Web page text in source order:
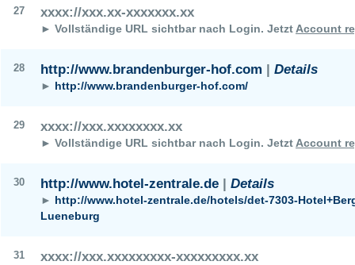
27 xxxx://xxx.xx-xxxxxxx.xx
► Vollständige URL sichtbar nach Login. Jetzt Account
28 http://www.brandenburger-hof.com | Details
► http://www.brandenburger-hof.com/
29 xxxx://xxx.xxxxxxxx.xx
► Vollständige URL sichtbar nach Login. Jetzt Account
30 http://www.hotel-zentrale.de | Details
► http://www.hotel-zentrale.de/hotels/det-7303-
Lueneburg
31 xxxx://xxx.xxxxxxxxx-xxxxxxxxx.xx